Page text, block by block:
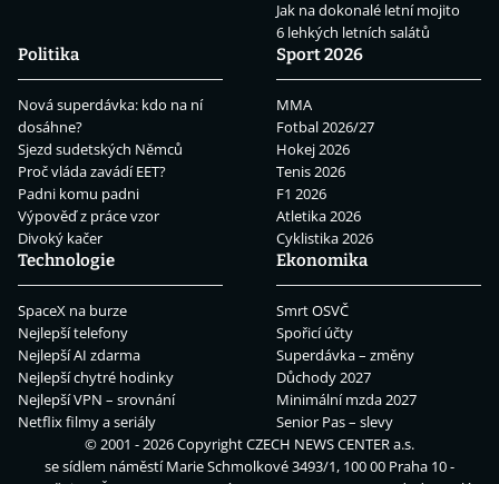
Jak na dokonalé letní mojito
6 lehkých letních salátů
Politika
Nová superdávka: kdo na ní
dosáhne?
Sjezd sudetských Němců
Proč vláda zavádí EET?
Padni komu padni
Výpověď z práce vzor
Divoký kačer
Sport 2026
MMA
Fotbal 2026/27
Hokej 2026
Tenis 2026
F1 2026
Atletika 2026
Cyklistika 2026
Technologie
SpaceX na burze
Nejlepší telefony
Nejlepší AI zdarma
Nejlepší chytré hodinky
Nejlepší VPN – srovnání
Netflix filmy a seriály
Ekonomika
Smrt OSVČ
Spořicí účty
Superdávka – změny
Důchody 2027
Minimální mzda 2027
Senior Pas – slevy
© 2001 - 2026 CopyrightCZECH NEWS CENTER a.s.
se sídlem náměstí Marie Schmolkové 3493/1, 100 00 Praha 10 -